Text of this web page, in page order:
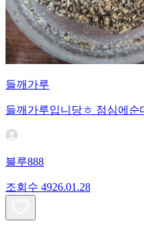
들깨가루
들깨가루입니당ㅎ 점심에
블루888
조회수 4926.01.28